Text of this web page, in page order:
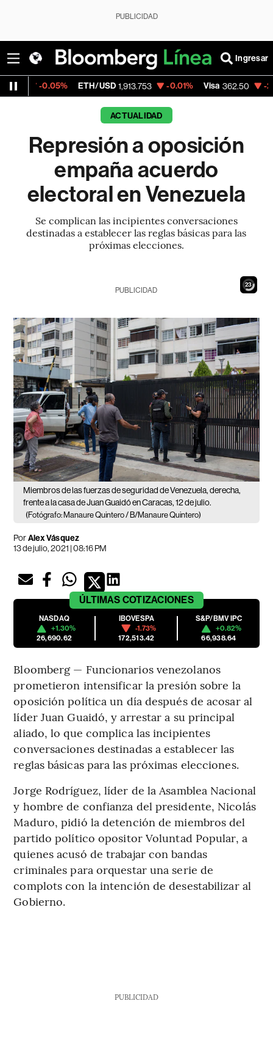
PUBLICIDAD
Ingresar
ETH/USD 1,913.753 -0.01% Visa 362.50 -2.15%
ACTUALIDAD
Represión a oposición
empaña acuerdo
electoral en Venezuela
Se complican las incipientes conversaciones
destinadas a establecer las reglas básicas para las
próximas elecciones.
21
PUBLICIDAD
Miembros de las fuerzas de seguridad de Venezuela, derecha,
frente a la casa de Juan Guaidó en Caracas, 12 de julio.
(Fotógrafo: Manaure Quintero / B/Manaure Quintero)
PorAlex Vásquez
13 de julio, 2021 | 08:16 PM
ÚLTIMAS COTIZACIONES
NASDAQ
+1.30%
26,690.62
IBOVESPA
-1.73%
172,513.42
S&P/BMV IPC
+0.82%
66,938.64
Bloomberg — Funcionarios venezolanos
prometieron intensificar la presión sobre la
oposición política un día después de acosar al
líder Juan Guaidó, y arrestar a su principal
aliado, lo que complica las incipientes
conversaciones destinadas a establecer las
reglas básicas para las próximas elecciones.
Jorge Rodríguez, líder de la Asamblea Nacional
y hombre de confianza del presidente, Nicolás
Maduro, pidió la detención de miembros del
partido político opositor Voluntad Popular, a
quienes acusó de trabajar con bandas
criminales para orquestar una serie de
complots con la intención de desestabilizar al
Gobierno.
PUBLICIDAD